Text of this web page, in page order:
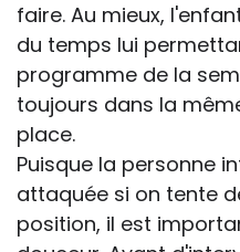
faire. Au mieux,
du temps lui
programme de la
toujours dans la
place.
Puisque la personne
attaquée si on tente
position, il est